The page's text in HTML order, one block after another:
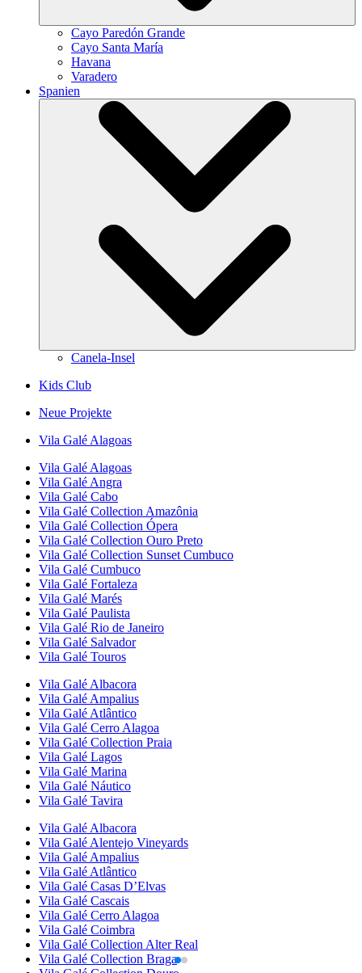
Cayo Paredón Grande
Cayo Santa María
Havana
Varadero
Spanien
Canela-Insel
Kids Club
Neue Projekte
Vila Galé Alagoas
Vila Galé Alagoas
Vila Galé Angra
Vila Galé Cabo
Vila Galé Collection Amazônia
Vila Galé Collection Ópera
Vila Galé Collection Ouro Preto
Vila Galé Collection Sunset Cumbuco
Vila Galé Cumbuco
Vila Galé Fortaleza
Vila Galé Marés
Vila Galé Paulista
Vila Galé Rio de Janeiro
Vila Galé Salvador
Vila Galé Touros
Vila Galé Albacora
Vila Galé Ampalius
Vila Galé Atlântico
Vila Galé Cerro Alagoa
Vila Galé Collection Praia
Vila Galé Lagos
Vila Galé Marina
Vila Galé Náutico
Vila Galé Tavira
Vila Galé Albacora
Vila Galé Alentejo Vineyards
Vila Galé Ampalius
Vila Galé Atlântico
Vila Galé Casas D’Elvas
Vila Galé Cascais
Vila Galé Cerro Alagoa
Vila Galé Coimbra
Vila Galé Collection Alter Real
Vila Galé Collection Braga